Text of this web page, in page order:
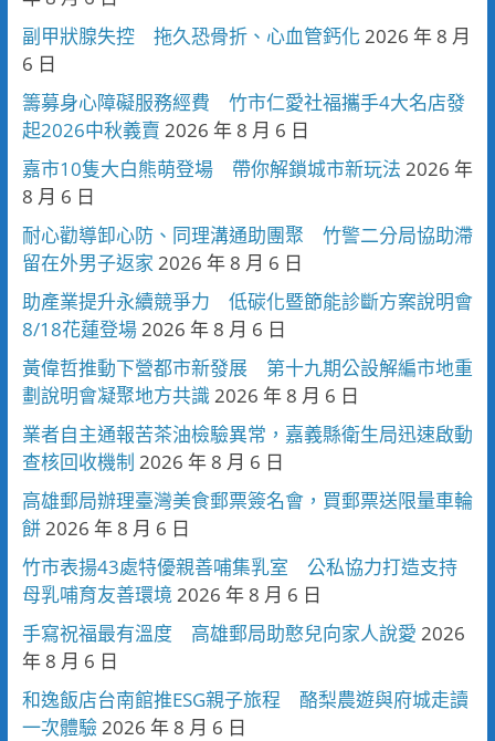
副甲狀腺失控 拖久恐骨折、心血管鈣化 2026 年 8 月
6 日
籌募身心障礙服務經費 竹市仁愛社福攜手4大名店發
起2026中秋義賣 2026 年 8 月 6 日
嘉市10隻大白熊萌登場 帶你解鎖城市新玩法 2026 年
8 月 6 日
耐心勸導卸心防、同理溝通助團聚 竹警二分局協助滯
留在外男子返家 2026 年 8 月 6 日
助產業提升永續競爭力 低碳化暨節能診斷方案說明會
8/18花蓮登場 2026 年 8 月 6 日
黃偉哲推動下營都市新發展 第十九期公設解編市地重
劃說明會凝聚地方共識 2026 年 8 月 6 日
業者自主通報苦茶油檢驗異常，嘉義縣衛生局迅速啟動
查核回收機制 2026 年 8 月 6 日
高雄郵局辦理臺灣美食郵票簽名會，買郵票送限量車輪
餅 2026 年 8 月 6 日
竹市表揚43處特優親善哺集乳室 公私協力打造支持
母乳哺育友善環境 2026 年 8 月 6 日
手寫祝福最有溫度 高雄郵局助憨兒向家人說愛 2026
年 8 月 6 日
和逸飯店台南館推ESG親子旅程 酪梨農遊與府城走讀
一次體驗 2026 年 8 月 6 日